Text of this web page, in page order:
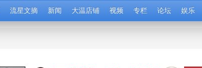
流星文摘 新闻 大温店铺 视频 专栏 论坛 娱乐